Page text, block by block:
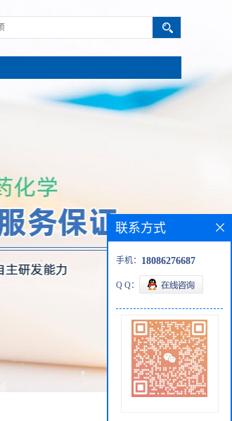
联系方式
手机： 18086276687
Q Q：